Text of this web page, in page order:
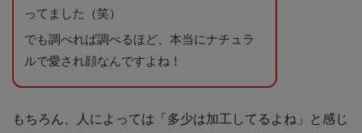
ってました（笑）
でも調べれば調べるほど、本当にナチュラ
ルで愛され顔なんですよね！
もちろん、人によっては「多少は加工してるよね」と感じ